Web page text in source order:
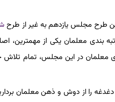
طرح مجلس یازدهم به غیر از طرح
بندی معلمان یکی از مهمترین،
را از دوش و ذهن معلمان